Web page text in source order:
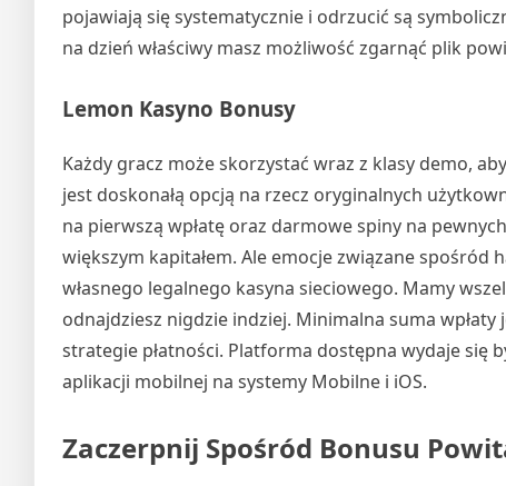
pojawiają się systematycznie i odrzucić są
na dzień właściwy masz możliwość zgarnąć plik
Lemon Kasyno Bonusy
Każdy gracz może skorzystać wraz z klasy demo,
jest doskonałą opcją na rzecz oryginalnych
na pierwszą wpłatę oraz darmowe spiny na
większym kapitałem. Ale emocje związane
własnego legalnego kasyna sieciowego. Mamy
odnajdziesz nigdzie indziej. Minimalna suma
strategie płatności. Platforma dostępna wydaje się
aplikacji mobilnej na systemy Mobilne i iOS.
Zaczerpnij Spośród Bonusu